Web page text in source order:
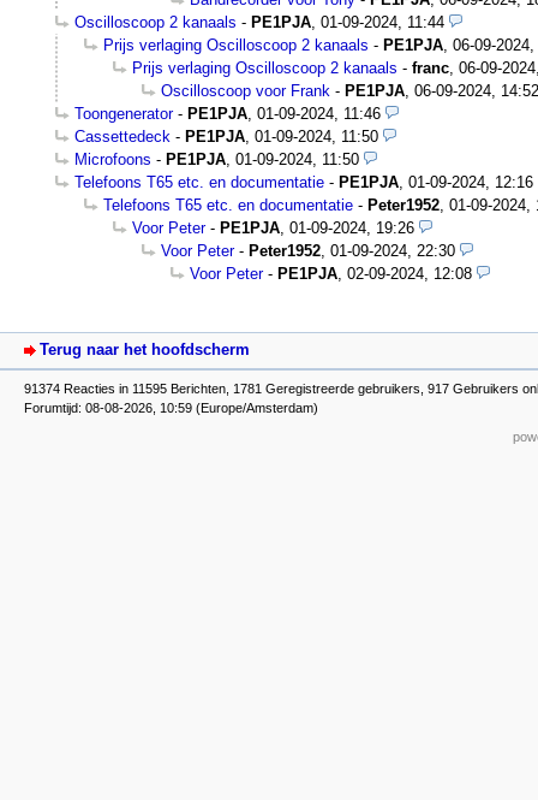
Oscilloscoop 2 kanaals - PE1PJA 01-09-2024, 11:44
Prijs verlaging Oscilloscoop 2 kanaals - PE1PJA 06-09-2024,
Prijs verlaging Oscilloscoop 2 kanaals - franc 06-09-
Oscilloscoop voor Frank - PE1PJA 06-09-2024, 14:52
Toongenerator- PE1PJA 01-09-2024, 11:46
Cassettedeck - PE1PJA 01-09-2024, 11:50
Microfoons - PE1PJA 01-09-2024, 11:50
Telefoons T65 etc. en documentatie - PE1PJA 01-09-2024, 12:16
Telefoons T65 etc. en documentatie - Peter1952 01-09-2024,
Voor Peter- PE1PJA 01-09-2024, 19:26
Voor Peter- Peter1952 01-09-2024, 22:30
Voor Peter- PE1PJA 02-09-2024, 12:08
Terug naar het hoofdscherm
91374 Reacties in 11595 Berichten, 1781 Geregistreerde gebruikers, 917 Gebruikers
Forumtijd: 08-08-2026, 10:59 (Europe/Amsterdam)